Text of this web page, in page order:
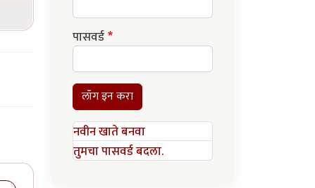
पासवर्ड
लॉग इन करा
नवीन खाते बनवा
तुमचा पासवर्ड बदला.